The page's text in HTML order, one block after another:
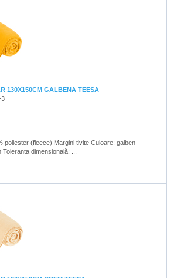
130X150CM GALBENA TEESA
3
poliester (fleece) Margini tivite Culoare: galben
dimensională: ...